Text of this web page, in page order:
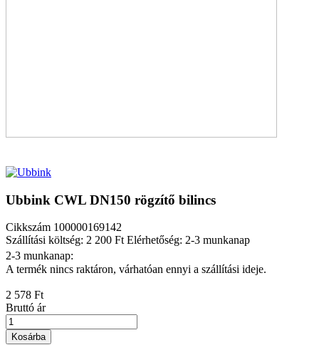
Ubbink CWL DN150 rögzítő bilincs
Cikkszám 100000169142
Szállítási költség: 2 200 FtElérhetőség: 2-3 munkanap
2-3 munkanap:
A termék nincs raktáron, várhatóan ennyi a szállítási ideje.
2 578 Ft
Bruttó ár
Kosárba